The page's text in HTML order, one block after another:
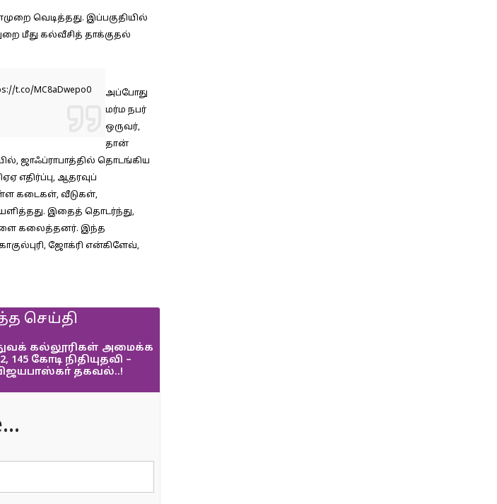
வெடித்தது. இப்பகுதியில்
மீது கல்வீசித் தாக்குதல்
t.co/MC8aDwepo0
அப்போது
மர்ம நபர்
ஒருவர்,
தான்
ஜாஃப்ராபாத்தில் தொடங்கிய
எதிர்ப்பு, ஆதரவுப்
கடைகள், வீடுகள்,
இதைத் தொடர்ந்து,
கலைத்தனர். இந்த
ஜோக்ரி என்கிளேவ்,
செய்தி
கல்லூரிகள் அமைக்க
145 கோடி நிதியுதவி –
தகவல்..!